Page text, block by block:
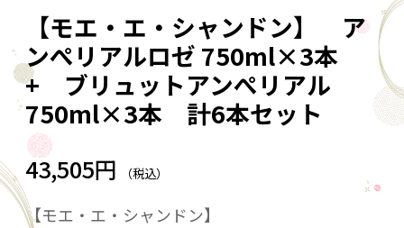
【モエ・エ・シャンドン】 ア
ンぺリアルロゼ 750ml×3本
+ ブリュットアンぺリアル
750ml×3本 計6本セット
43,505円 （税込）
【モエ・エ・シャンドン】